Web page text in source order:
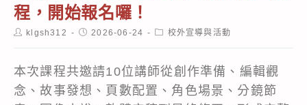
程，開始報名囉！
Postklgsh312
Post2026-06-24
Post校外宣導與活動
本次課程共邀請10位講師從創作準備、編輯觀
念、故事發想、頁數配置、角色場景、分鏡節